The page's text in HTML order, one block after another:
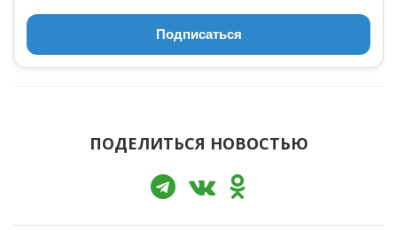
Подписаться
ПОДЕЛИТЬСЯ НОВОСТЬЮ